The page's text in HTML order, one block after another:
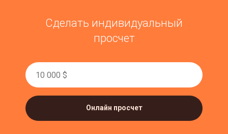
Сделать индивидуальный
просчет
Онлайн просчет